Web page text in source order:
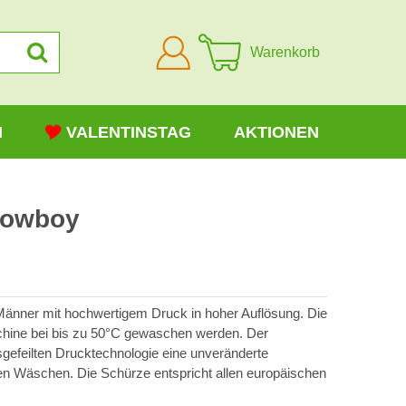
Anmelden
Warenkorb
VALENTINSTAG AKTIONEN
mit hochwertigem Druck in hoher Auflösung. Die
bei bis zu 50°C gewaschen werden. Der
Drucktechnologie eine unveränderte
Wäschen. Die Schürze entspricht allen europäischen